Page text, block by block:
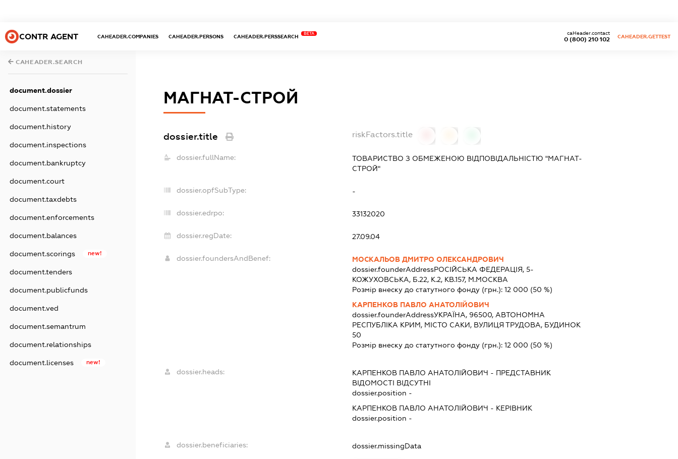
CONTR AGENT CAHEADER.COMPANIES CAHEADER.PERSONS CAHEADER.PERSSEARCH
BETA
0 (800) 210 102
caHeader.contact
CAHEADER.GETTEST
CAHEADER.SEARCH
document.dossier
document.statements
document.history
document.inspections
document.bankruptcy
document.court
document.taxdebts
document.enforcements
document.balances
document.scorings new!
document.tenders
document.publicfunds
document.ved
document.semantrum
document.relationships
document.licenses new!
МАГНАТ-СТРОЙ
dossier.title riskFactors.title
dossier.fullName:
ТОВАРИСТВО З ОБМЕЖЕНОЮ ВІДПОВІДАЛЬНІСТЮ "МАГНАТ-
СТРОЙ"
dossier.opfSubType: -
dossier.edrpo: 33132020
dossier.regDate: 27.09.04
dossier.foundersAndBenef:
МОСКАЛЬОВ ДМИТРО ОЛЕКСАНДРОВИЧ
dossier.founderAddressРОСІЙСЬКА ФЕДЕРАЦІЯ, 5-
КОЖУХОВСЬКА, Б.22, К.2, КВ.157, М.МОСКВА
Розмір внеску до статутного фонду (грн.): 12 000 (50 %)
КАРПЕНКОВ ПАВЛО АНАТОЛІЙОВИЧ
dossier.founderAddressУКРАЇНА, 96500, АВТОНОМНА
РЕСПУБЛІКА КРИМ, МІСТО САКИ, ВУЛИЦЯ ТРУДОВА, БУДИНОК
50
Розмір внеску до статутного фонду (грн.): 12 000 (50 %)
dossier.heads: КАРПЕНКОВ ПАВЛО АНАТОЛІЙОВИЧ - ПРЕДСТАВНИК
ВІДОМОСТІ ВІДСУТНІ
dossier.position -
КАРПЕНКОВ ПАВЛО АНАТОЛІЙОВИЧ - КЕРІВНИК
dossier.position -
dossier.beneficiaries: dossier.missingData